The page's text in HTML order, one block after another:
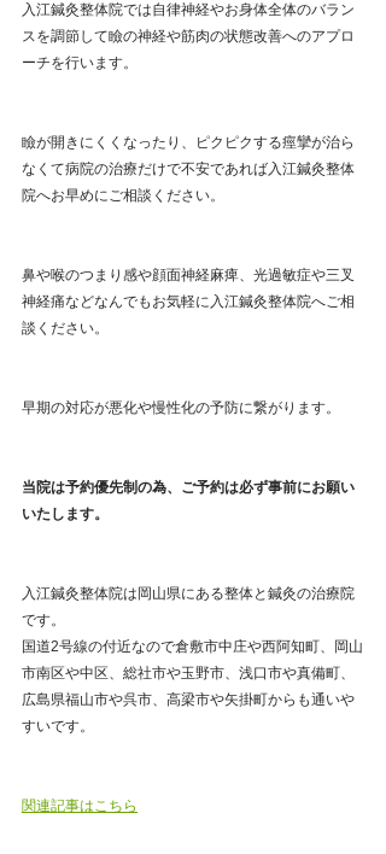
入江鍼灸整体院では自律神経やお身体全体のバラン
スを調節して瞼の神経や筋肉の状態改善へのアプロ
ーチを行います。
瞼が開きにくくなったり、ピクピクする痙攣が治ら
なくて病院の治療だけで不安であれば入江鍼灸整体
院へお早めにご相談ください。
鼻や喉のつまり感や顔面神経麻痺、光過敏症や三叉
神経痛などなんでもお気軽に入江鍼灸整体院へご相
談ください。
早期の対応が悪化や慢性化の予防に繋がります。
当院は予約優先制の為、ご予約は必ず事前にお願い
いたします。
入江鍼灸整体院は岡山県にある整体と鍼灸の治療院
です。
国道2号線の付近なので倉敷市中庄や西阿知町、岡山
市南区や中区、総社市や玉野市、浅口市や真備町、
広島県福山市や呉市、高梁市や矢掛町からも通いや
すいです。
関連記事はこちら